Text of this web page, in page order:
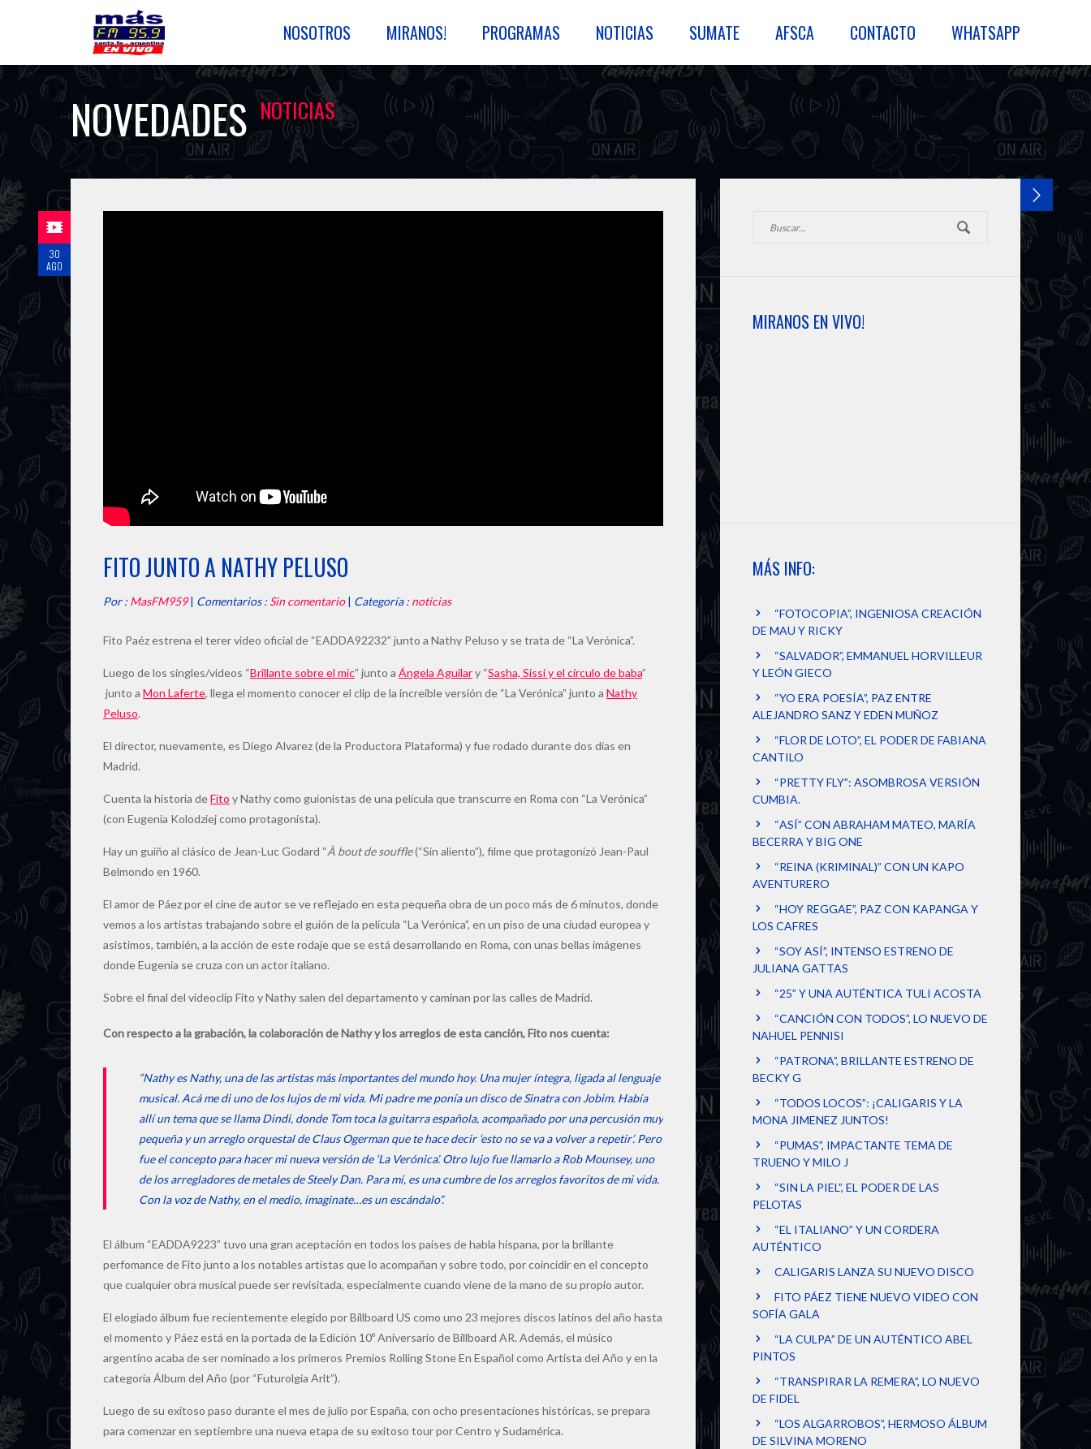
NOSOTROS MIRANOS! PROGRAMAS NOTICIAS SUMATE AFSCA CONTACTO WHATSAPP
NOVEDADES NOTICIAS
FITO JUNTO A NATHY PELUSO
Por : MasFM959| Comentarios : Sin comentario| Categoría : noticias
Fito Paéz estrena el terer video oficial de “EADDA92232” junto a Nathy Peluso y se trata de “La Verónica”.
Luego de los singles/videos “Brillante sobre el mic” junto a Ángela Aguilary “Sasha, Sissí y el círculo de baba”
junto a Mon Laferte, llega el momento conocer el clip de la increíble versión de “La Verónica” junto a Nathy
Peluso.
El director, nuevamente, es Diego Alvarez (de la Productora Plataforma) y fue rodado durante dos días en
Madrid.
Cuenta la historia deFito y Nathy como guionistas de una película que transcurre en Roma con “La Verónica”
(con Eugenia Kolodziej como protagonista).
Hay un guiño al clásico de Jean-Luc Godard “À bout de souffle(“Sin aliento”), filme que protagonizó Jean-Paul
Belmondo en 1960.
El amor de Páez por el cine de autor se ve reflejado en esta pequeña obra de un poco más de 6 minutos, donde
vemos a los artistas trabajando sobre el guión de la película “La Verónica”, en un piso de una ciudad europea y
asistimos, también, a la acción de este rodaje que se está desarrollando en Roma, con unas bellas imágenes
donde Eugenia se cruza con un actor italiano.
Sobre el final del videoclip Fito y Nathy salen del departamento y caminan por las calles de Madrid.
Con respecto a la grabación, la colaboración de Nathy y los arreglos de esta canción, Fito nos cuenta:
“Nathy es Nathy, una de las artistas más importantes del mundo hoy. Una mujer íntegra, ligada al lenguaje
musical. Acá me di uno de los lujos de mi vida. Mi padre me ponía un disco de Sinatra con Jobim. Había
allí un tema que se llama Dindi, donde Tom toca la guitarra española, acompañado por una percusión muy
pequeña y un arreglo orquestal de Claus Ogerman que te hace decir ‘esto no se va a volver a repetir’. Pero
fue el concepto para hacer mi nueva versión de ‘La Verónica’. Otro lujo fue llamarlo a Rob Mounsey, uno
de los arregladores de metales de Steely Dan. Para mí, es una cumbre de los arreglos favoritos de mi vida.
Con la voz de Nathy, en el medio, imaginate…es un escándalo”.
El álbum “EADDA9223” tuvo una gran aceptación en todos los países de habla hispana, por la brillante
perfomance de Fito junto a los notables artistas que lo acompañan y sobre todo, por coincidir en el concepto
que cualquier obra musical puede ser revisitada, especialmente cuando viene de la mano de su propio autor.
El elogiado álbum fue recientemente elegido por Billboard US como uno 23 mejores discos latinos del año hasta
el momento y Páez está en la portada de la Edición 10º Aniversario de Billboard AR. Además, el músico
argentino acaba de ser nominado a los primeros Premios Rolling Stone En Español como Artista del Año y en la
categoría Álbum del Año (por “Futurolgía Arlt”).
Luego de su exitoso paso durante el mes de julio por España, con ocho presentaciones históricas, se prepara
para comenzar en septiembre una nueva etapa de su exitoso tour por Centro y Sudamérica.
30
AGO
MIRANOS EN VIVO!
MÁS INFO:
“FOTOCOPIA”, INGENIOSA CREACIÓN
DE MAU Y RICKY
“SALVADOR”, EMMANUEL HORVILLEUR
Y LEÓN GIECO
“YO ERA POESÍA”, PAZ ENTRE
ALEJANDRO SANZ Y EDEN MUÑOZ
“FLOR DE LOTO”, EL PODER DE FABIANA
CANTILO
“PRETTY FLY”: ASOMBROSA VERSIÓN
CUMBIA.
“ASÍ” CON ABRAHAM MATEO, MARÍA
BECERRA Y BIG ONE
“REINA (KRIMINAL)” CON UN KAPO
AVENTURERO
“HOY REGGAE”, PAZ CON KAPANGA Y
LOS CAFRES
“SOY ASÍ”, INTENSO ESTRENO DE
JULIANA GATTAS
“25” Y UNA AUTÉNTICA TULI ACOSTA
“CANCIÓN CON TODOS”, LO NUEVO DE
NAHUEL PENNISI
“PATRONA”, BRILLANTE ESTRENO DE
BECKY G
“TODOS LOCOS”: ¡CALIGARIS Y LA
MONA JIMENEZ JUNTOS!
“PUMAS”, IMPACTANTE TEMA DE
TRUENO Y MILO J
“SIN LA PIEL”, EL PODER DE LAS
PELOTAS
“EL ITALIANO” Y UN CORDERA
AUTÉNTICO
CALIGARIS LANZA SU NUEVO DISCO
FITO PÁEZ TIENE NUEVO VIDEO CON
SOFÍA GALA
“LA CULPA” DE UN AUTÉNTICO ABEL
PINTOS
“TRANSPIRAR LA REMERA”, LO NUEVO
DE FIDEL
“LOS ALGARROBOS”, HERMOSO ÁLBUM
DE SILVINA MORENO